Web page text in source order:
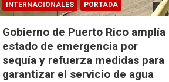
INTERNACIONALES PORTADA
Gobierno de Puerto Rico amplía
estado de emergencia por
sequía y refuerza medidas para
garantizar el servicio de agua